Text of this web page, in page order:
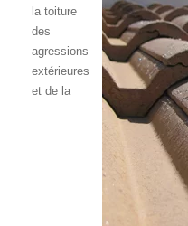
la toiture
des
agressions
extérieures
et de la